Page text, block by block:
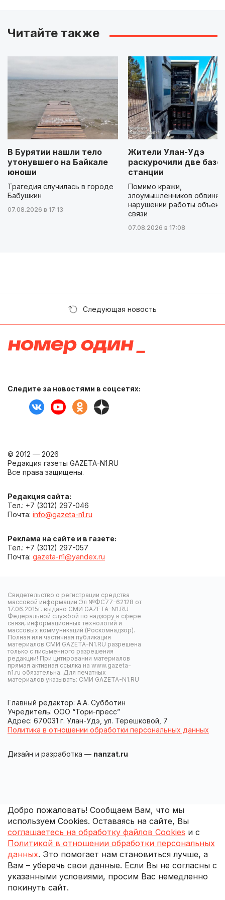
Читайте также
В Бурятии нашли тело
утонувшего на Байкале
юноши
Трагедия случилась в городе
Бабушкин
07.08.2026 в 17:13
Жители Улан-Удэ
раскурочили две
станции
Помимо кражи,
злоумышленников
нарушении работы
связи
07.08.2026 в 17:08
Следующая новость
Следите за новостями в соцсетях:
© 2012 — 2026
Редакция газеты GAZETA-N1.RU
Все права защищены.
Редакция сайта:
Тел.: +7 (3012) 297-046
Почта: info@gazeta-n1.ru
Реклама на сайте и в газете:
Тел.: +7 (3012) 297-057
Почта: gazeta-n1@yandex.ru
Свидетельство о регистрации средства
массовой информации Эл №ФС77-62128 от
17.06.2015г. выдано СМИ GAZETA-N1.RU
Федеральной службой по надзору в сфере
связи, информационных технологий и
массовых коммуникаций (Роскомнадзор).
Полная или частичная публикация
материалов СМИ GAZETA-N1.RU разрешена
только с письменного разрешения
редакции! При цитировании материалов
прямая активная ссылка на www.gazeta-
n1.ru обязательна. Для печатных
материалов указывать: СМИ GAZETA-N1.RU
Главный редактор: А.А. Субботин
Учредитель: ООО “Тори-пресс”
Адрес: 670031 г. Улан-Удэ, ул. Терешковой, 7
Политика в отношении обработки персональных данных
Дизайн и разработка — nanzat.ru
Добро пожаловать! Сообщаем Вам, что мы
используем Cookies. Оставаясь на сайте, Вы
соглашаетесь на обработку файлов Cookies и с
Политикой в отношении обработки персональных
данных. Это помогает нам становиться лучше, а
Вам – уберечь свои данные. Если Вы не согласны с
указанными условиями, просим Вас немедленно
покинуть сайт.